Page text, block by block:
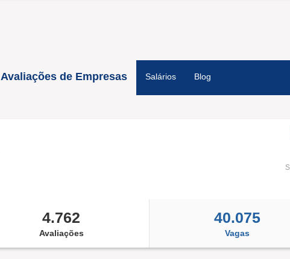
Avaliações de Empresas Salários Blog
4.762
Avaliações
40.075
Vagas